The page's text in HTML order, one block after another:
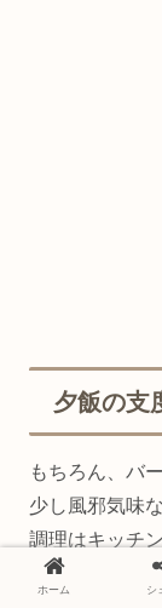
夕飯の支
もちろん、バ
少し風邪気味
調理はキッチ
ホーム シ